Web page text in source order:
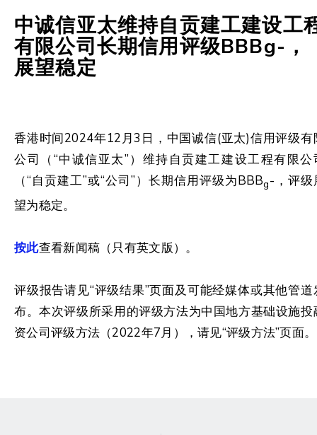
中诚信亚太维持自贡建工建设工
有限公司长期信用评级BBBg-，
展望稳定
香港时间2024年12月3日，中国诚信(亚太)信用评级有
公司（“中诚信亚太”）维持自贡建工建设工程有限公
（“自贡建工”或“公司”）长期信用评级为BBBg-，评级
望为稳定。
按此查看新闻稿（只有英文版）。
评级报告请见“评级结果”页面及可能经媒体或其他管道
布。本次评级所采用的评级方法为中国地方基础设施投
资公司评级方法（2022年7月），请见“评级方法”页面。